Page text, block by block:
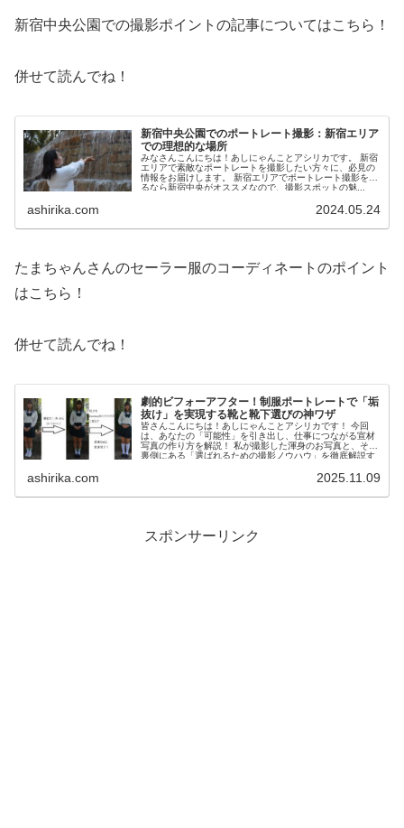
新宿中央公園での撮影ポイントの記事についてはこちら！
併せて読んでね！
新宿中央公園でのポートレート撮影：新宿エリア
での理想的な場所
みなさんこんにちは！あしにゃんことアシリカです。 新宿
エリアで素敵なポートレートを撮影したい方々に、必見の
情報をお届けします。 新宿エリアでポートレート撮影をす
るなら新宿中央がオススメなので、撮影スポットの魅...
ashirika.com 2024.05.24
たまちゃんさんのセーラー服のコーディネートのポイント
はこちら！
併せて読んでね！
劇的ビフォーアフター！制服ポートレートで「垢
抜け」を実現する靴と靴下選びの神ワザ
皆さんこんにちは！あしにゃんことアシリカです！ 今回
は、あなたの「可能性」を引き出し、仕事につながる宣材
写真の作り方を解説！ 私が撮影した渾身のお写真と、その
裏側にある「選ばれるための撮影ノウハウ」を徹底解説す
ashirika.com 2025.11.09
スポンサーリンク